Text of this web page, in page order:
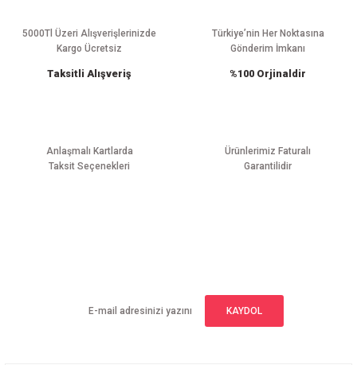
Ürün bilgilerinde hatalar bulunuyor.
Ürün fiyatı diğer sitelerden daha pahalı.
Bu ürüne benzer farklı alternatifler olmalı.
5000Tl Üzeri Alışverişlerinizde
Kargo Ücretsiz
Türkiye’nin Her Noktasına
Gönderim İmkanı
Taksitli Alışveriş
Anlaşmalı Kartlarda
Taksit Seçenekleri
%100 Orjinaldir
Ürünlerimiz Faturalı
Garantilidir
KAYDOL